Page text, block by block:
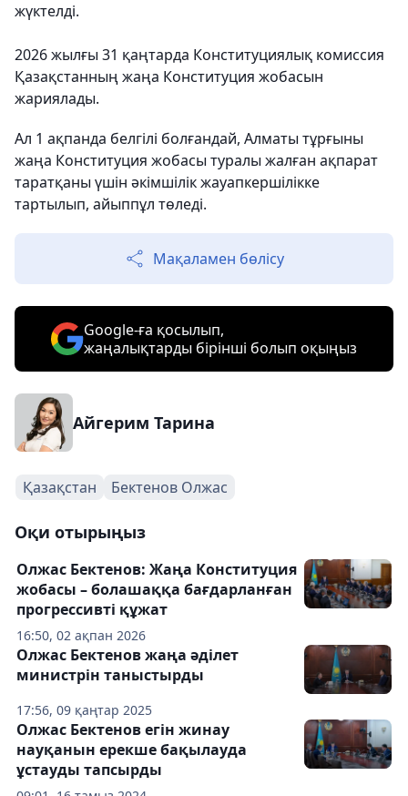
жүктелді.
2026 жылғы 31 қаңтарда Конституциялық комиссия
Қазақстанның жаңа Конституция жобасын
жариялады.
Ал 1 ақпанда белгілі болғандай, Алматы тұрғыны
жаңа Конституция жобасы туралы жалған ақпарат
таратқаны үшін әкімшілік жауапкершілікке
тартылып, айыппұл төледі.
Мақаламен бөлісу
Google-ға қосылып,
жаңалықтарды бірінші болып оқыңыз
Айгерим Тарина
Қазақстан Бектенов Олжас
Оқи отырыңыз
16:50, 02 ақпан 2026
Олжас Бектенов: Жаңа Конституция
жобасы – болашаққа бағдарланған
прогрессивті құжат
17:56, 09 қаңтар 2025
Олжас Бектенов жаңа әділет
министрін таныстырды
Олжас Бектенов егін жинау
науқанын ерекше бақылауда
ұстауды тапсырды